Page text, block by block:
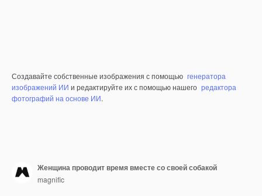
Создавайте собственные изображения с помощью генератора
изображений ИИ и редактируйте их с помощью нашего редактора
фотографий на основе ИИ.
Женщина проводит время вместе со своей собакой
magnific